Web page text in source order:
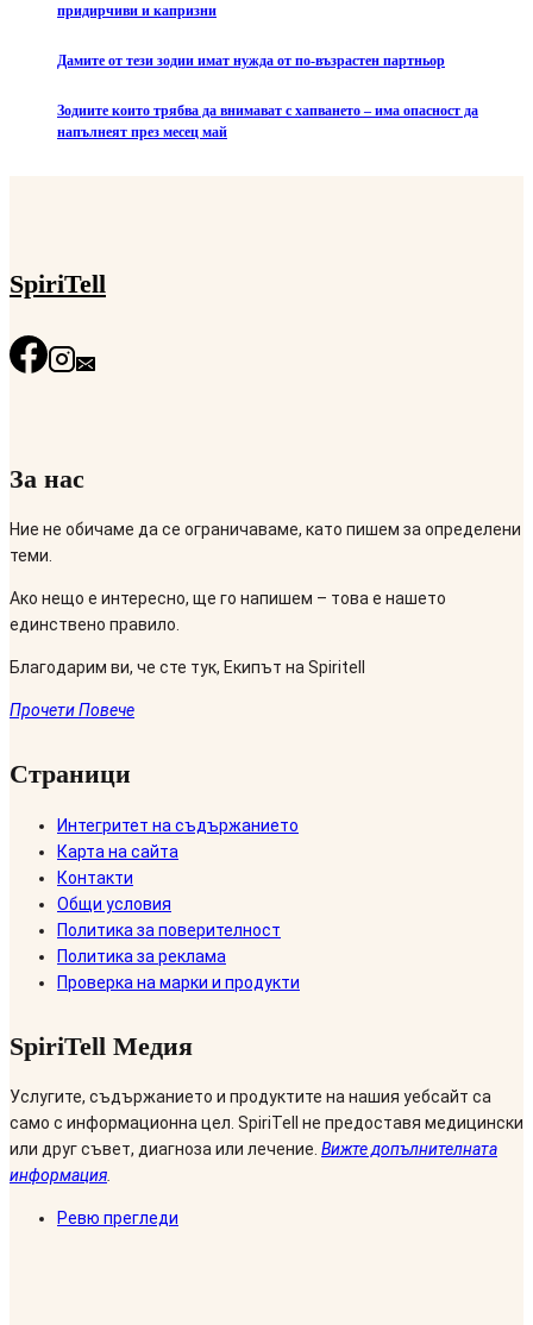
придирчиви и капризни
Дамите от тези зодии имат нужда от по-възрастен партньор
Зодиите които трябва да внимават с хапването – има опасност да
напълнеят през месец май
SpiriTell
За нас
Ние не обичаме да се ограничаваме, като пишем за определени
теми.
Ако нещо е интересно, ще го напишем – това е нашето
единствено правило.
Благодарим ви, че сте тук, Екипът на Spiritell
Прочети Повече
Страници
Интегритет на съдържанието
Карта на сайта
Контакти
Общи условия
Политика за поверителност
Политика за реклама
Проверка на марки и продукти
SpiriTell Медия
Услугите, съдържанието и продуктите на нашия уебсайт са
само с информационна цел. SpiriTell не предоставя медицински
или друг съвет, диагноза или лечение. Вижте допълнителната
информация
Ревю прегледи